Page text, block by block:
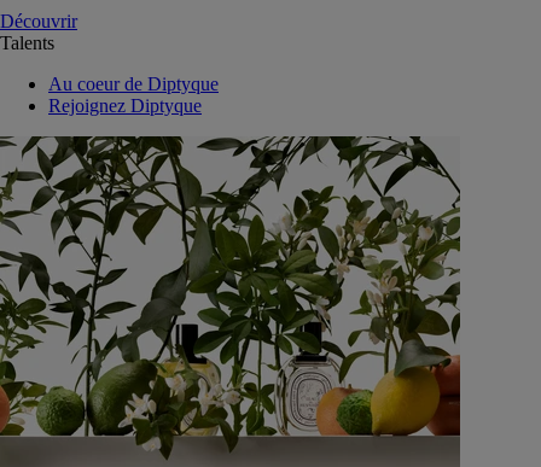
Découvrir
Talents
Au coeur de Diptyque
Rejoignez Diptyque